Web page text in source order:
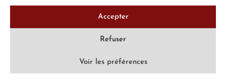
Accepter
Refuser
Voir les préférences
CARTE CADEAU AVIS CONTACT
CONFIDENTIALITÉ